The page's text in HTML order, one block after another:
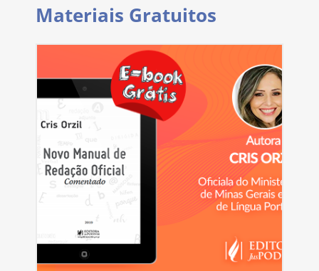
Materiais Gratuitos